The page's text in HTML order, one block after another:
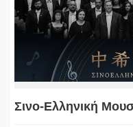
Σινο-Ελληνική